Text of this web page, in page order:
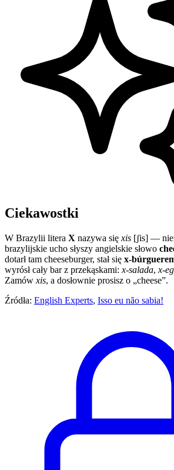
Ciekawostki
W Brazylii litera X nazywa się xis [ʃis] —
brazylijskie ucho słyszy angielskie słowo
dotarł tam cheeseburger, stał się x-
wyrósł cały bar z przekąskami: x-salada, x-
Zamów xis, a dosłownie prosisz o „cheese”.
Źródła: English Experts, Isso eu não sabia!